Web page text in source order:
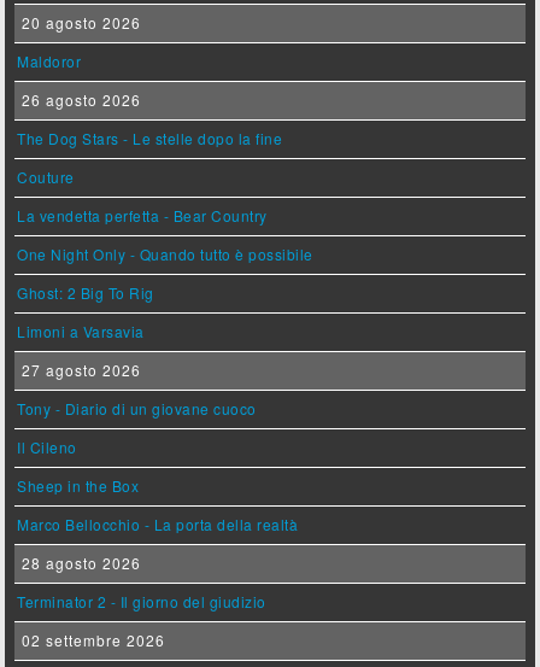
20 agosto 2026
Maldoror
26 agosto 2026
The Dog Stars - Le stelle dopo la fine
Couture
La vendetta perfetta - Bear Country
One Night Only - Quando tutto è possibile
Ghost: 2 Big To Rig
Limoni a Varsavia
27 agosto 2026
Tony - Diario di un giovane cuoco
Il Cileno
Sheep in the Box
Marco Bellocchio - La porta della realtà
28 agosto 2026
Terminator 2 - Il giorno del giudizio
02 settembre 2026